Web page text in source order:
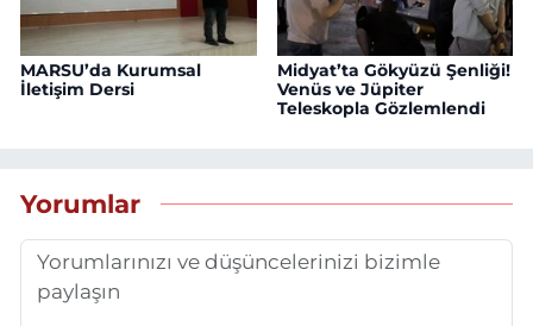
MARSU’da Kurumsal
İletişim Dersi
Midyat’ta Gökyüzü Şenliği!
Venüs ve Jüpiter
Teleskopla Gözlemlendi
Yorumlar